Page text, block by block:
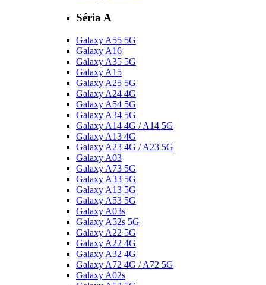
Séria A
Galaxy A55 5G
Galaxy A16
Galaxy A35 5G
Galaxy A15
Galaxy A25 5G
Galaxy A24 4G
Galaxy A54 5G
Galaxy A34 5G
Galaxy A14 4G / A14 5G
Galaxy A13 4G
Galaxy A23 4G / A23 5G
Galaxy A03
Galaxy A73 5G
Galaxy A33 5G
Galaxy A13 5G
Galaxy A53 5G
Galaxy A03s
Galaxy A52s 5G
Galaxy A22 5G
Galaxy A22 4G
Galaxy A32 4G
Galaxy A72 4G / A72 5G
Galaxy A02s